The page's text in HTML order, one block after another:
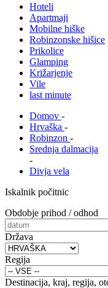
Hoteli
Apartmaji
Mobilne hiške
Robinzonske hišice
Prikolice
Glamping
Križarjenje
Vile
last minute
Domov -
Hrvaška -
Robinzon -
Srednja dalmacija
-
Divja vela
Iskalnik počitnic
Obdobje prihod / odhod
Država
Regija
Destinacija, kraj, regija,